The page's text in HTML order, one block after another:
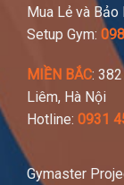
Mua Lẻ và Bảo
Setup Gym:
MIỀN BẮC:
Liêm, Hà Nội
Hotline: 0931
Gymaster